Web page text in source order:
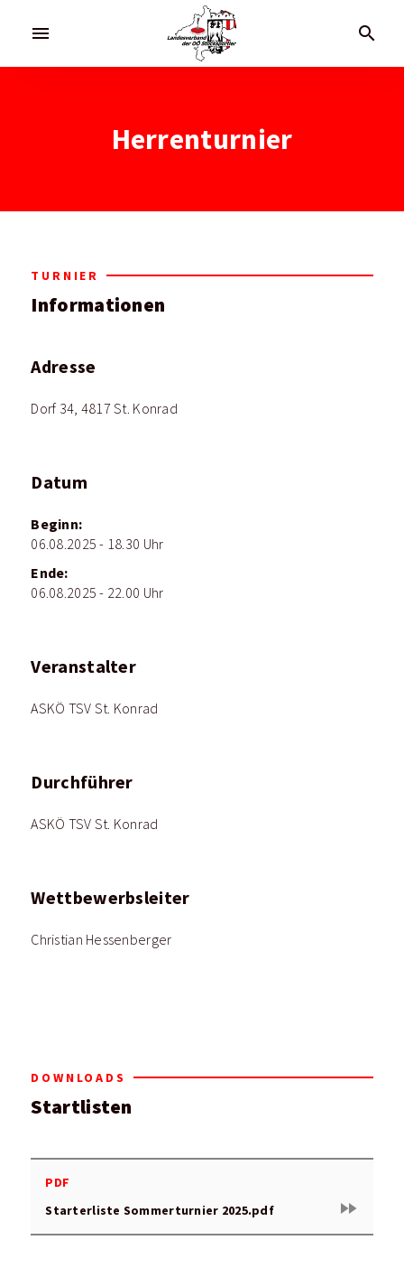
menu search
Herrenturnier
TURNIER
Informationen
Adresse
Dorf 34, 4817 St. Konrad
Datum
Beginn:
06.08.2025 - 18.30 Uhr
Ende:
06.08.2025 - 22.00 Uhr
Veranstalter
ASKÖ TSV St. Konrad
Durchführer
ASKÖ TSV St. Konrad
Wettbewerbsleiter
Christian Hessenberger
DOWNLOADS
Startlisten
PDF
Starterliste Sommerturnier 2025.pdf
fast_forward